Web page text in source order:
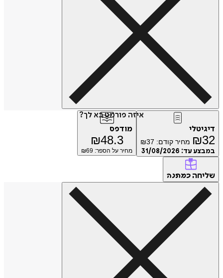
איזה פורמט בא לך?
דיגיטלי
₪32 מחיר קודם: ₪37
במבצע עד: 31/08/2026
מודפס
₪48.3
מחיר על הספר: ₪ 69
שליחה כמתנה